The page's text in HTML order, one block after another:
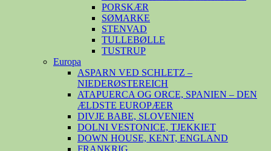
PORSKÆR
SØMARKE
STENVAD
TULLEBØLLE
TUSTRUP
Europa
ASPARN VED SCHLETZ –
NIEDERØSTEREICH
ATAPUERCA OG ORCE, SPANIEN – DEN
ÆLDSTE EUROPÆER
DIVJE BABE, SLOVENIEN
DOLNI VESTONICE, TJEKKIET
DOWN HOUSE, KENT, ENGLAND
FRANKRIG